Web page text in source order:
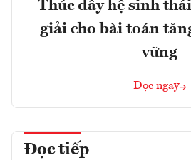
Thúc đẩy hệ sinh
giải cho bài toán
vững
Đọc ngay
Đọc tiếp